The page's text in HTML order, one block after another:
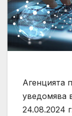
Агенцията
уведомява
24.08.2024